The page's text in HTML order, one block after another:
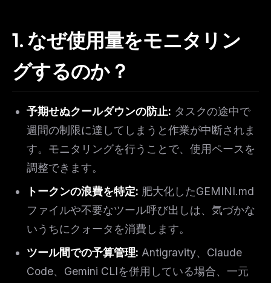
1. なぜ使用量をモニタリン
グするのか？
予期せぬクールダウンの防止: タスクの途中で
週間の制限に達してしまうと作業が中断されま
す。モニタリングを行うことで、使用ペースを
調整できます。
トークンの浪費を特定: 肥大化したGEMINI.md
ファイルや不要なツール呼び出しは、気づかな
いうちにクォータを消費します。
ツール間での予算管理: Antigravity、Claude
Code、Gemini CLIを併用している場合、一元